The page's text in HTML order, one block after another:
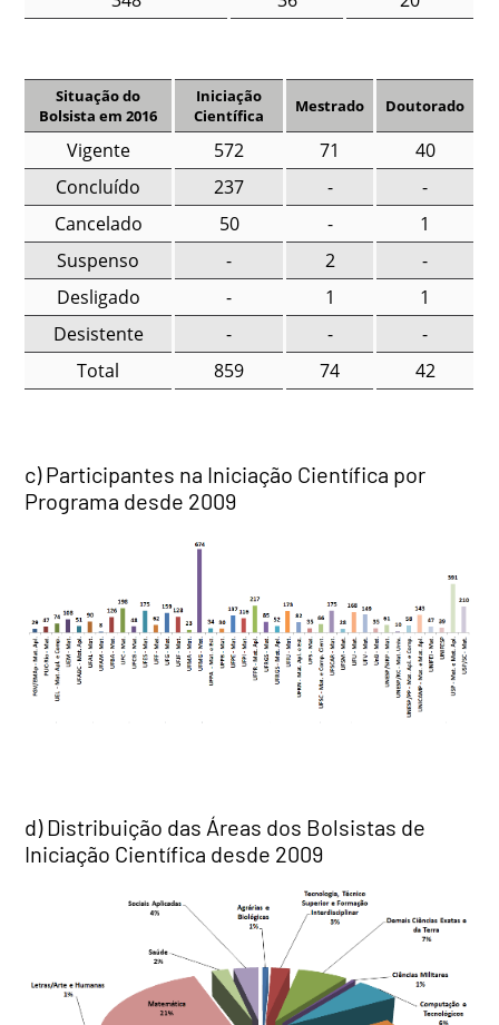
Situação do
Bolsista em 2016
Iniciação
Científica
Mestrado Doutorado
Vigente 572 71
40
Concluído
237 -
-
Cancelado
50 -
1
Suspenso
- 2
-
Desligado
- 1
1
Desistente
- -
-
Total
859 74 42
c) Participantes na Iniciação Científica por
Programa desde 2009
d) Distribuição das Áreas dos Bolsistas de
Iniciação Científica desde 2009